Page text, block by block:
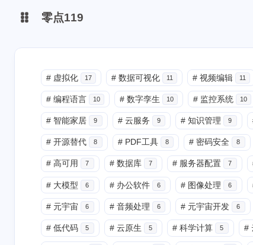
抖音
零点119
# 虚拟化 17 # 数据可视化 11 # 视频编辑 11
# 编程语言 10 # 数字孪生 10 # 监控系统 10
# 智能家居 9 # 云服务 9 # 知识管理 9
# 开源替代 8 # PDF工具 8 # 密码安全 8
# 高可用 7 # 数据库 7 # 服务器配置 7
# 大模型 6 # 办公软件 6 # 图像处理 6
# 元宇宙 6 # 音频处理 6 # 元宇宙开发 6
# 低代码 5 # 云原生 5 # 科学计算 5 #